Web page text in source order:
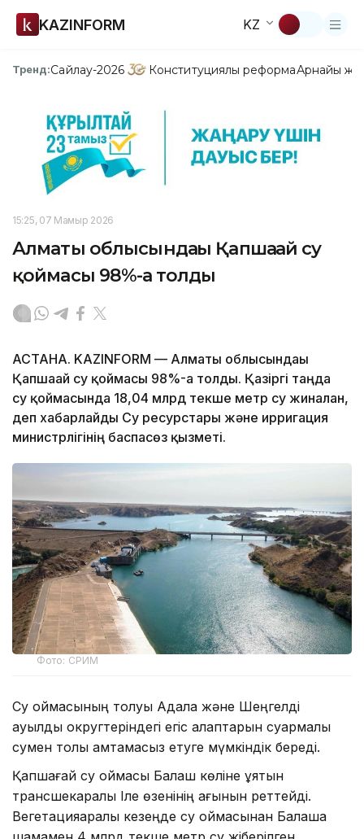
KAZINFORM KZ
Тренд:Сайлау-2026 Конституциялық реформаАрнайы
15:25, 07 Мамыр 2026
Алматы облысындағы Қапшағай су
қоймасы 98%-ға толды
АСТАНА. KAZINFORM — Алматы облысындағы
Қапшағай су қоймасы 98%-ға толды. Қазіргі таңда
су қоймасында 18,04 млрд текше метр су жиналған,
деп хабарлайды Су ресурстары және ирригация
министрлігінің баспасөз қызметі.
Фото: СРИМ
Су қоймасының толуы Ақдала және Шеңгелді
ауылдық округтеріндегі егіс алқаптарын суармалы
сумен толық қамтамасыз етуге мүмкіндік береді.
Қапшағай су қоймасы Балқаш көліне құятын
трансшекаралық Іле өзенінің ағынын реттейді.
Вегетацияаралық кезеңде су қоймасынан Балқашқа